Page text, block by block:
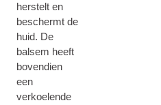
herstelt en
beschermt de
huid. De
balsem heeft
bovendien
een
verkoelende